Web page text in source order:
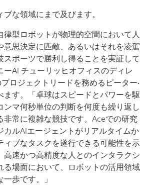
な領域にまで及びます。
律型ロボットが物理的空間において人
意思決定に匹敵、あるいはそれを凌駕
スポーツで勝利し得ることを実証して
ーAI チューリッヒオフィスのディレ
ロジェクトリードを務めるピーター‧
ます。「卓球はスピードとパワーを駆
ンマ何秒単位の判断を何度も繰り返し
常に複雑な競技です。 Aceでの研究
カルAIエージェントがリアルタイムか
ィブなタスクを遂行できる可能性を示
高速かつ高精度な人とのインタラクシ
る場面において、ロボットの活用領域
歩です。」